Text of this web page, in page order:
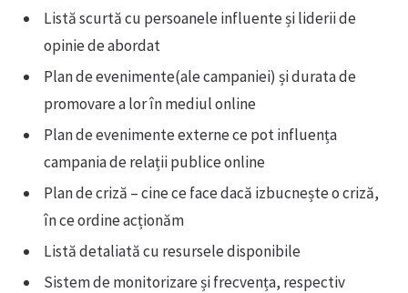
Listă scurtă cu persoanele influente și liderii de
opinie de abordat
Plan de evenimente(ale campaniei) și durata de
promovare a lor în mediul online
Plan de evenimente externe ce pot influența
campania de relații publice online
Plan de criză – cine ce face dacă izbucnește o criză,
în ce ordine acționăm
Listă detaliată cu resursele disponibile
Sistem de monitorizare și frecvența, respectiv